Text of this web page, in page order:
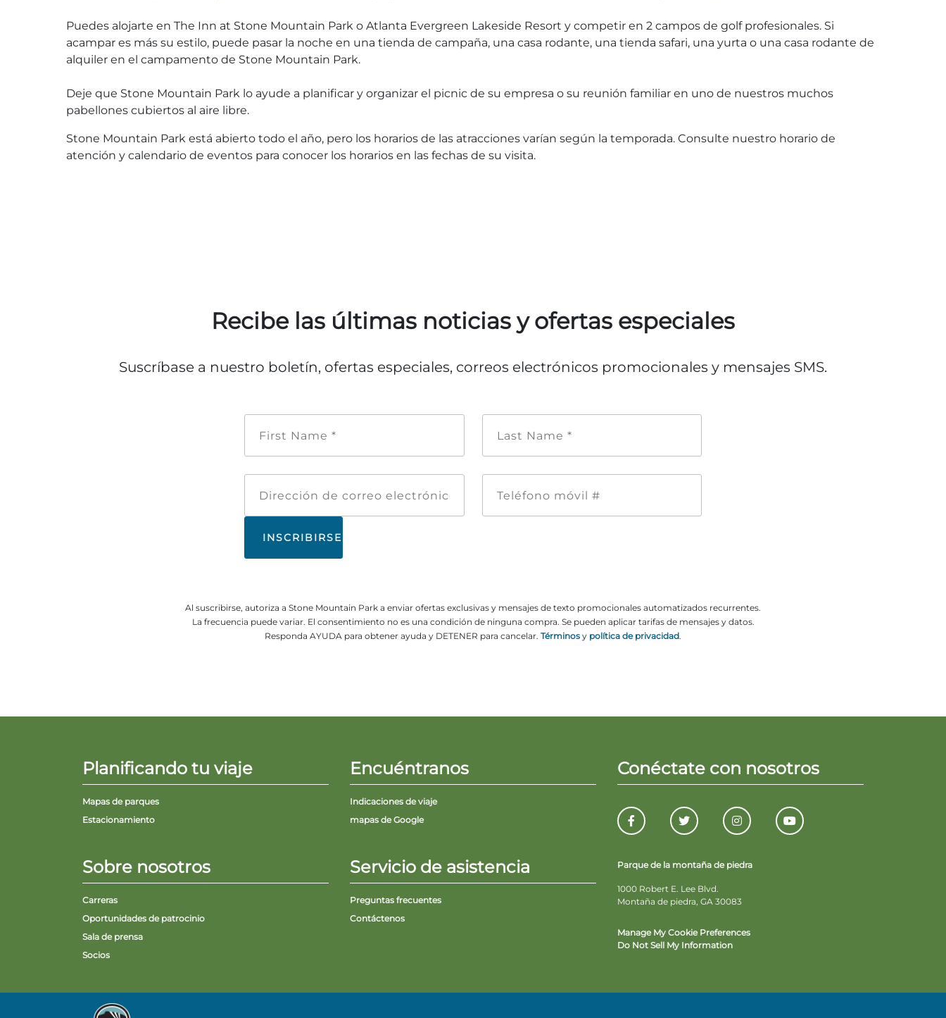
Puedes alojarte en The Inn at Stone Mountain Park o Atlanta Evergreen Lakeside Resort y competir en 2 campos de golf profesionales. Si
acampar es más su estilo, puede pasar la noche en una tienda de campaña, una casa rodante, una tienda safari, una yurta o una casa rodante de
alquiler en el campamento de Stone Mountain Park.
Deje que Stone Mountain Park lo ayude a planificar y organizar el picnic de su empresa o su reunión familiar en uno de nuestros muchos
pabellones cubiertos al aire libre.
Stone Mountain Park está abierto todo el año, pero los horarios de las atracciones varían según la temporada. Consulte nuestro horario de
atención y calendario de eventos para conocer los horarios en las fechas de su visita.
Recibe las últimas noticias y ofertas especiales
Suscríbase a nuestro boletín, ofertas especiales, correos electrónicos promocionales y mensajes SMS.
de
móvil
Al suscribirse, autoriza a Stone Mountain Park a enviar ofertas exclusivas y mensajes de texto promocionales automatizados recurrentes.
La frecuencia puede variar. El consentimiento no es una condición de ninguna compra. Se pueden aplicar tarifas de mensajes y datos.
Responda AYUDA para obtener ayuda y DETENER para cancelar. Términos y política de privacidad.
Planificando tu viaje
Mapas de parques
Estacionamiento
Sobre nosotros
Carreras
Oportunidades de patrocinio
Sala de prensa
Socios
Encuéntranos
Indicaciones de viaje
mapas de Google
Servicio de asistencia
Preguntas frecuentes
Contáctenos
Conéctate con nosotros
Parque de la montaña de piedra
1000 Robert E. Lee Blvd.
Montaña de piedra, GA 30083
Manage My Cookie Preferences
Do Not Sell My Information